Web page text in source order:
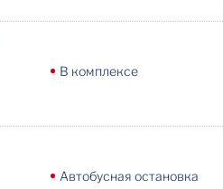
В комплексе
Автобусная остановка